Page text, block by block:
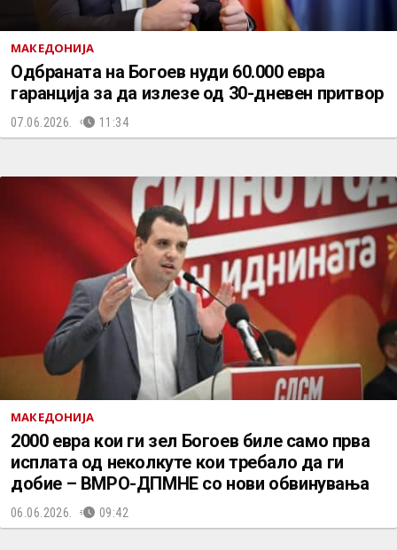
МАКЕДОНИЈА
Одбраната на Богоев нуди 60.000 евра
гаранција за да излезе од 30-дневен притвор
07.06.2026. 11:34
МАКЕДОНИЈА
2000 евра кои ги зел Богоев биле само прва
исплата од неколкуте кои требало да ги
добие – ВМРО-ДПМНЕ со нови обвинувања
06.06.2026. 09:42